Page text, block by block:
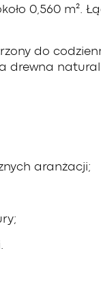
0,560 m².
do
aranżacji;